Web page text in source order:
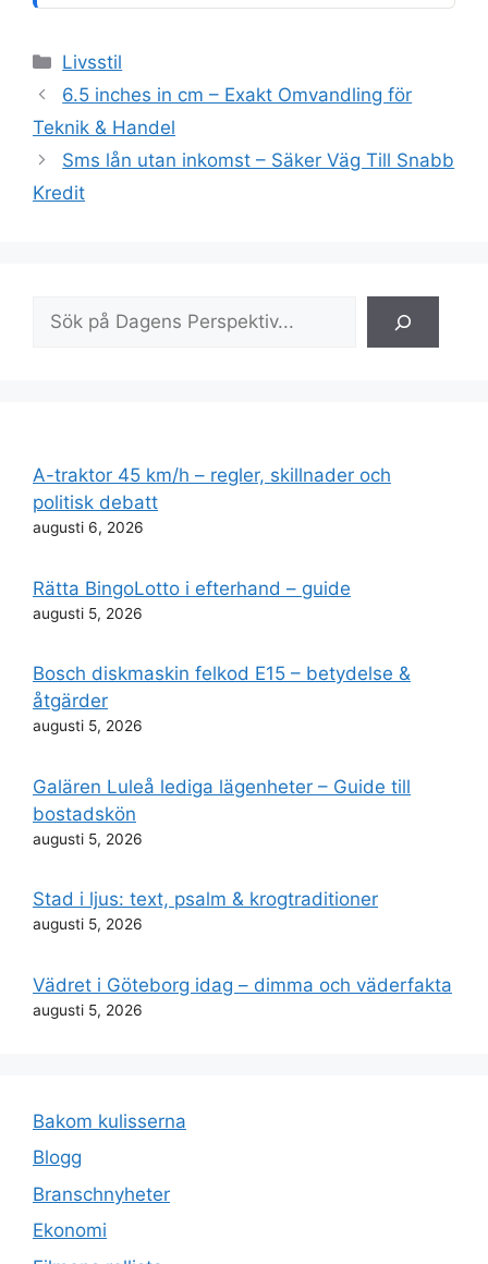
Kategorier
Livsstil
6.5 inches in cm – Exakt Omvandling för
Teknik & Handel
Sms lån utan inkomst – Säker Väg Till Snabb
Kredit
Sök
A-traktor 45 km/h – regler, skillnader och
politisk debatt
augusti 6, 2026
Rätta BingoLotto i efterhand – guide
augusti 5, 2026
Bosch diskmaskin felkod E15 – betydelse &
åtgärder
augusti 5, 2026
Galären Luleå lediga lägenheter – Guide till
bostadskön
augusti 5, 2026
Stad i ljus: text, psalm & krogtraditioner
augusti 5, 2026
Vädret i Göteborg idag – dimma och väderfakta
augusti 5, 2026
Bakom kulisserna
Blogg
Branschnyheter
Ekonomi